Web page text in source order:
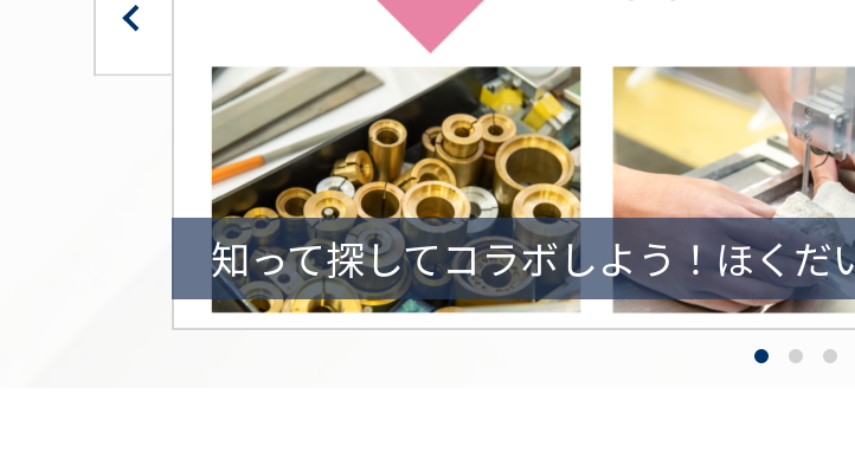
知って探してコラボしよう！ほくだ
研究者 技術者で始める 新たなプロ
研究基盤 ー研究基盤マネジメント